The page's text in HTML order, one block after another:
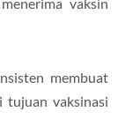
membuat
tujuan vaksinasi